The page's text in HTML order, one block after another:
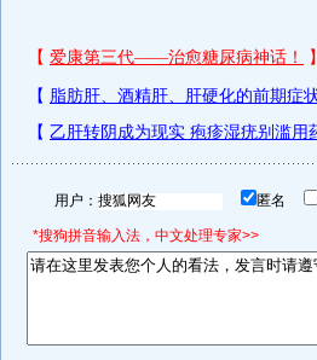
用户： 匿名
*搜狗拼音输入法，中文处理专家>>